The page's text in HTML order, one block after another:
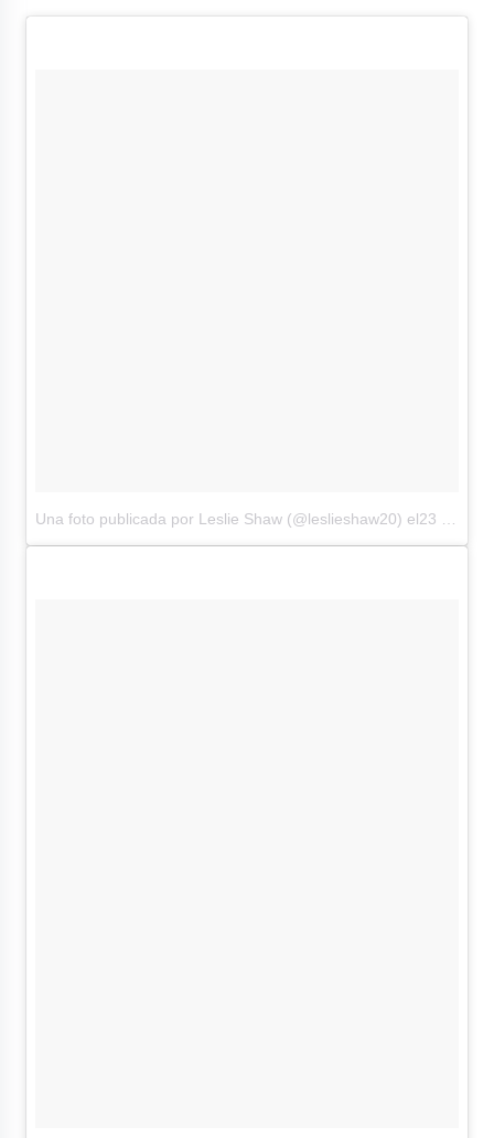
Una foto publicada por Leslie Shaw (@leslieshaw20) el23 de Dic de 2016 a la(s) 3:59 PST